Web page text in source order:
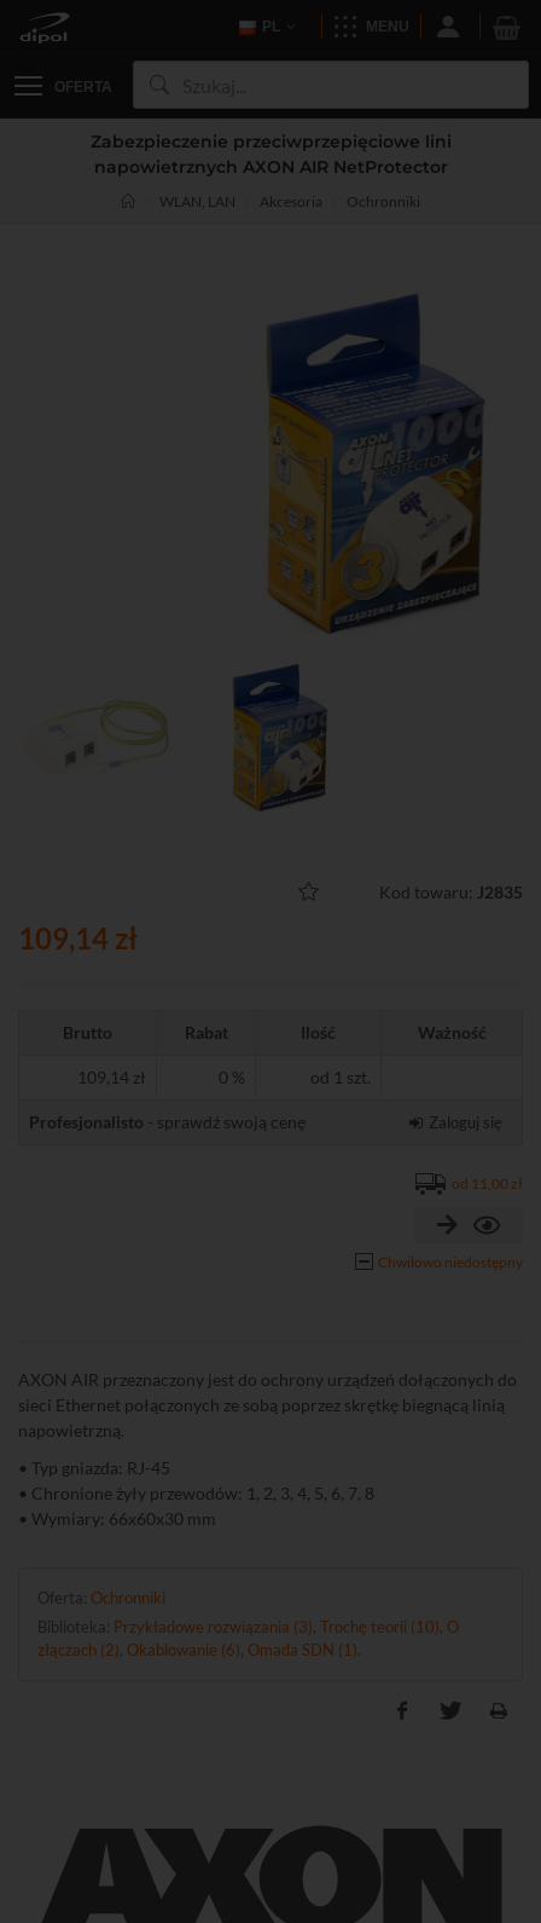
PL MENU
OFERTA
Zabezpieczenie przeciwprzepięciowe lini
napowietrznych AXON AIR NetProtector
WLAN, LAN Akcesoria Ochronniki
Kod towaru: J2835
109,14 zł
Brutto Rabat Ilość Ważność
109,14 zł 0 % od 1 szt.
Profesjonalisto - sprawdź swoją cenę Zaloguj się
od 11,00 zł
Chwilowo niedostępny
AXON AIR przeznaczony jest do ochrony urządzeń dołączonych do
sieci Ethernet połączonych ze sobą poprzez skrętkę biegnącą linią
napowietrzną.
• Typ gniazda: RJ-45
• Chronione żyły przewodów: 1, 2, 3, 4, 5, 6, 7, 8
• Wymiary: 66x60x30 mm
Oferta: Ochronniki
Biblioteka: Przykładowe rozwiązania (3) Trochę teorii (10) O
złączach (2) Okablowanie (6) Omada SDN (1)